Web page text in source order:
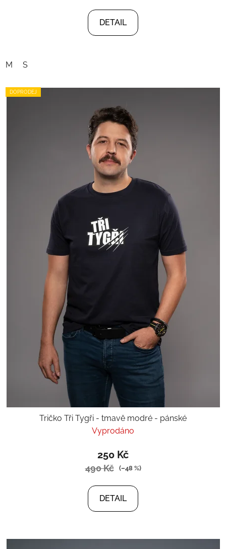
DETAIL
M S
DOPRODEJ
Tričko Tři Tygři - tmavě modré - pánské
Vyprodáno
250 Kč
490 Kč (–48 %)
DETAIL